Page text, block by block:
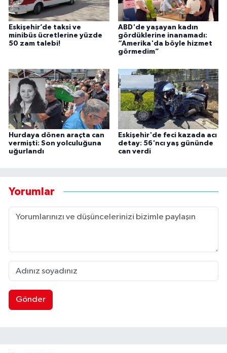
Eskişehir’de taksi ve
minibüs ücretlerine yüzde
50 zam talebi!
ABD'de yaşayan kadın
gördüklerine inanamadı:
“Amerika'da böyle hizmet
görmedim”
Hurdaya dönen araçta can
vermişti: Son yolculuğuna
uğurlandı
Eskişehir'de feci kazada acı
detay: 56'ncı yaş gününde
can verdi
Yorumlar
Gönder